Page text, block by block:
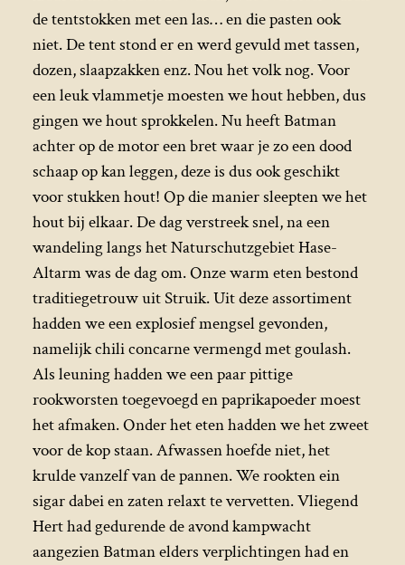
de tentstokken met een las… en die pasten ook
niet. De tent stond er en werd gevuld met tassen,
dozen, slaapzakken enz. Nou het volk nog. Voor
een leuk vlammetje moesten we hout hebben, dus
gingen we hout sprokkelen. Nu heeft Batman
achter op de motor een bret waar je zo een dood
schaap op kan leggen, deze is dus ook geschikt
voor stukken hout! Op die manier sleepten we het
hout bij elkaar. De dag verstreek snel, na een
wandeling langs het Naturschutzgebiet Hase-
Altarm was de dag om. Onze warm eten bestond
traditiegetrouw uit Struik. Uit deze assortiment
hadden we een explosief mengsel gevonden,
namelijk chili concarne vermengd met goulash.
Als leuning hadden we een paar pittige
rookworsten toegevoegd en paprikapoeder moest
het afmaken. Onder het eten hadden we het zweet
voor de kop staan. Afwassen hoefde niet, het
krulde vanzelf van de pannen. We rookten ein
sigar dabei en zaten relaxt te vervetten. Vliegend
Hert had gedurende de avond kampwacht
aangezien Batman elders verplichtingen had en